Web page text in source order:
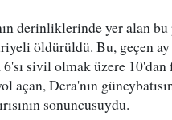
derinliklerinde yer alan
öldürüldü. Bu, geçen
6'sı sivil olmak üzere 10'dan
açan, Dera'nın
sonuncusuydu.